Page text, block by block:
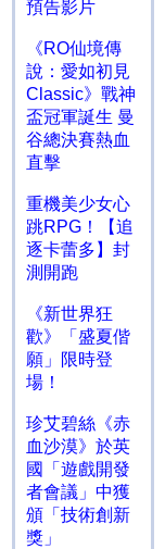
預告影片
《RO仙境傳
說：愛如初見
Classic》戰神
盃冠軍誕生 曼
谷總決賽熱血
直擊
重機美少女心
跳RPG！【追
逐卡蕾多】封
測開跑
《新世界狂
歡》「盛夏偕
願」限時登
場！
珍艾碧絲《赤
血沙漠》於英
國「遊戲開發
者會議」中獲
頒「技術創新
獎」